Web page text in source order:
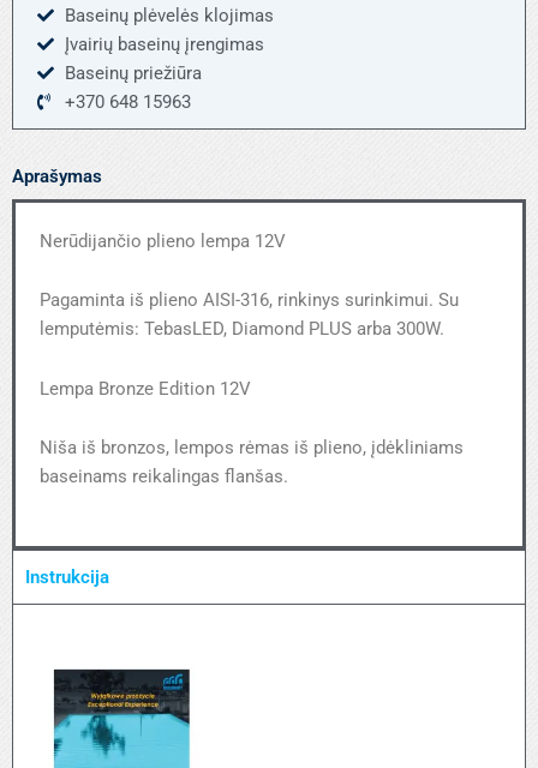
Baseinų plėvelės klojimas
Įvairių baseinų įrengimas
Baseinų priežiūra
+370 648 15963
Aprašymas
Nerūdijančio plieno lempa 12V
Pagaminta iš plieno AISI-316, rinkinys surinkimui. Su
lemputėmis: TebasLED, Diamond PLUS arba 300W.
Lempa Bronze Edition 12V
Niša iš bronzos, lempos rėmas iš plieno, įdėkliniams
baseinams reikalingas flanšas.
Instrukcija